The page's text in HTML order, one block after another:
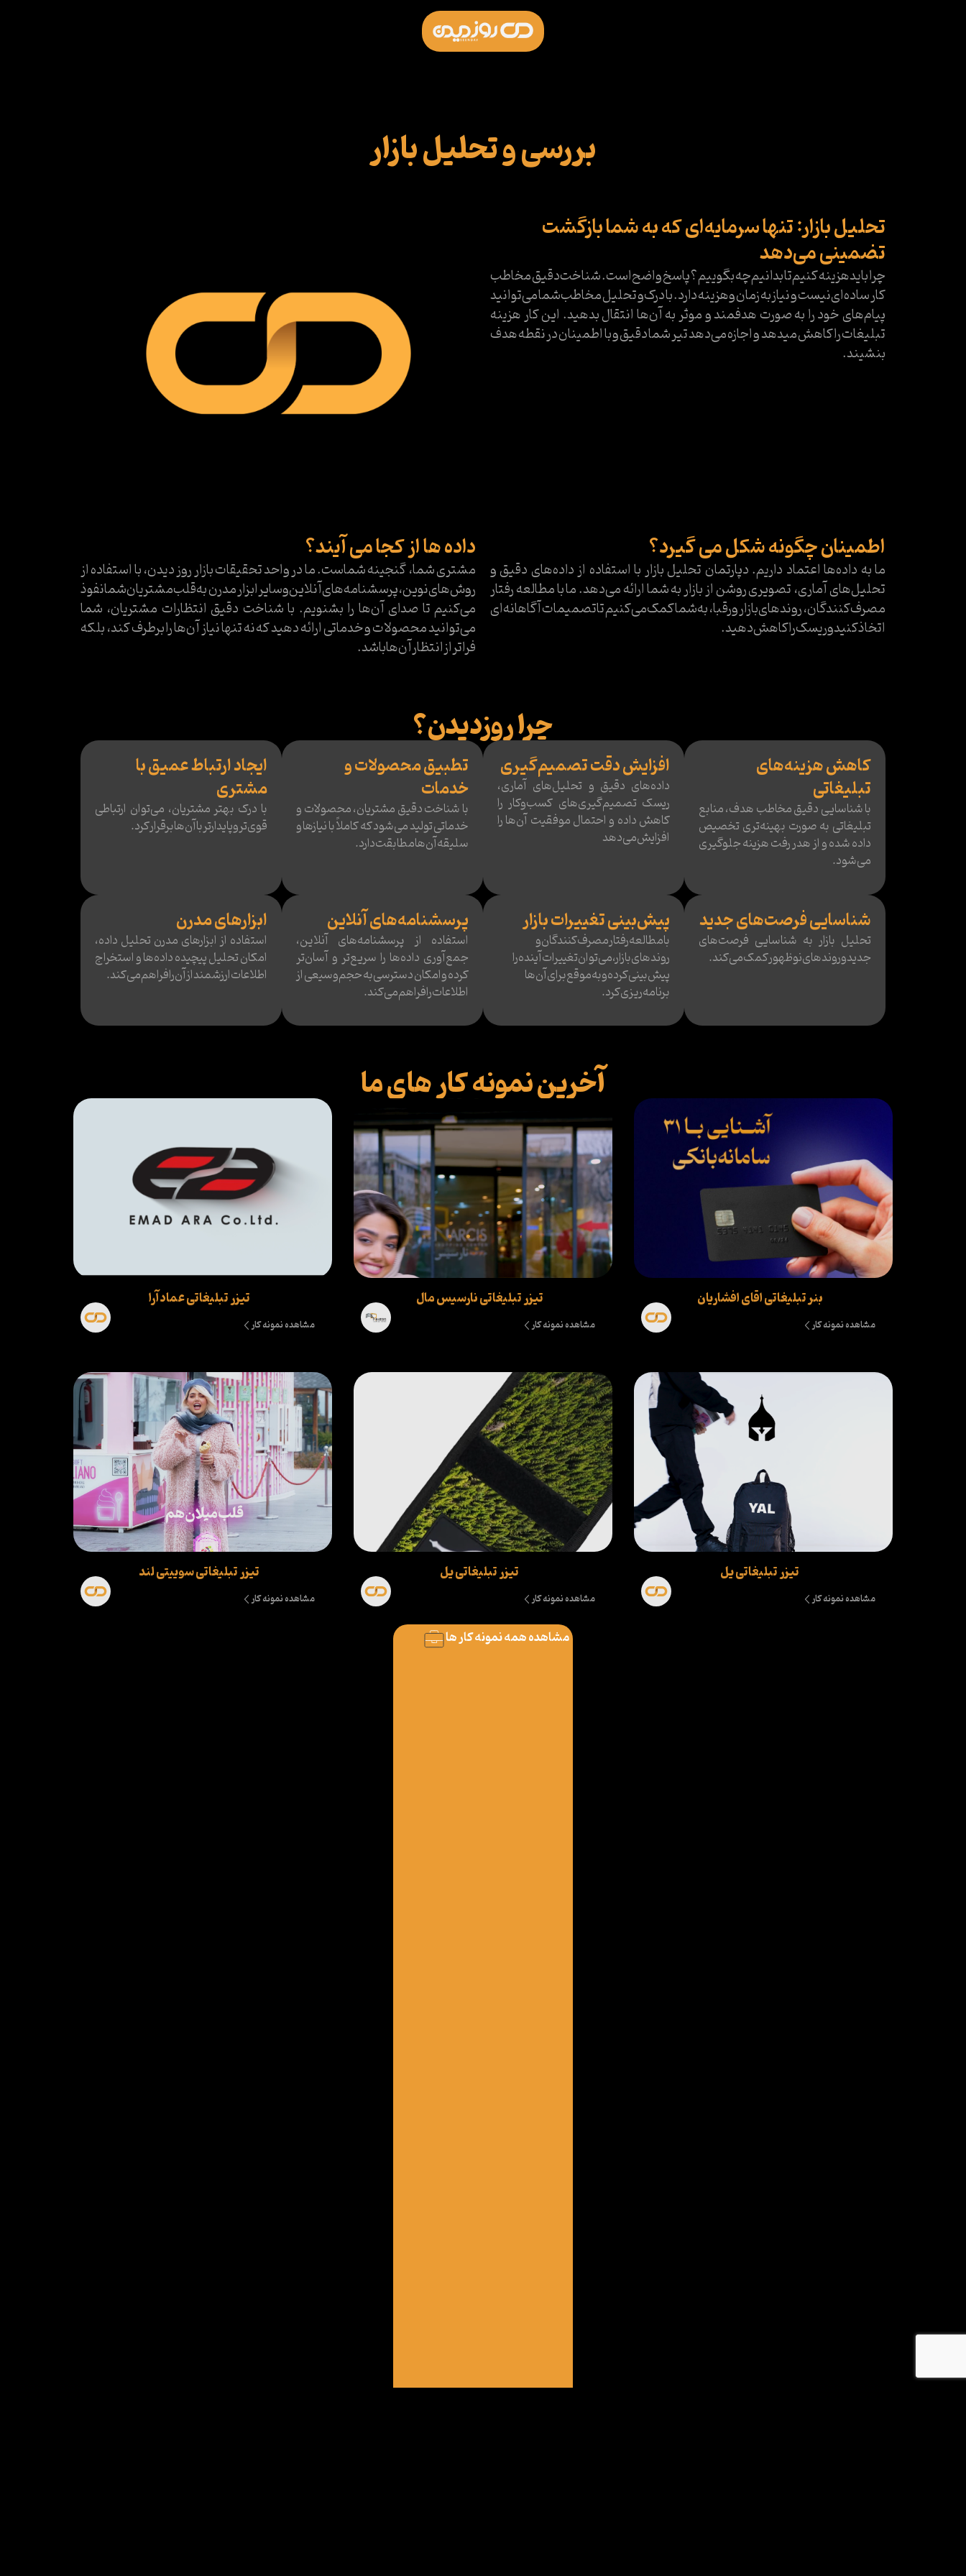
بررسی و تحلیل بازار
تحلیل بازار: تنها سرمایه‌ای که به شما بازگشت
تضمینی می‌دهد
چرا باید هزینه کنیم تا بدانیم چه بگوییم؟ پاسخ واضح است. شناخت دقیق مخاطب
کار ساده‌ای نیست و نیاز به زمان و هزینه دارد. با درک و تحلیل مخاطب شما می‌توانید
پیام‌های خود را به صورت هدفمند و موثر به آن‌ها انتقال بدهید. این کار هزینه
تبلیغات را کاهش میدهد و اجازه می‌دهد تیر شما دقیق و با اطمینان در نقطه هدف
بنشیند.
اطمینان چگونه شکل می گیرد؟
ما به داده‌ها اعتماد داریم. دپارتمان تحلیل بازار با استفاده از داده‌های دقیق و
تحلیل‌های آماری، تصویری روشن از بازار به شما ارائه می‌دهد. ما با مطالعه رفتار
مصرف‌کنندگان، روندهای بازار و رقبا، به شما کمک می‌کنیم تا تصمیمات آگاهانه‌ای
اتخاذ کنید و ریسک‌ را کاهش دهید.
داده ها از کجا می آیند؟
مشتری شما، گنجینه شماست. ما در واحد تحقیقات بازار روز دیدن، با استفاده از
روش‌های نوین، پرسشنامه‌های آنلاین و سایر ابزار مدرن به قلب مشتریان شما نفوذ
می‌کنیم تا صدای آن‌ها را بشنویم. با شناخت دقیق انتظارات مشتریان، شما
می‌توانید محصولات و خدماتی ارائه دهید که نه تنها نیاز آن‌ها را برطرف کند، بلکه
فراتر از انتظار آن‌ها باشد.
چرا روزدیدن؟
کاهش هزینه‌های
تبلیغاتی
با شناسایی دقیق مخاطب هدف، منابع
تبلیغاتی به صورت بهینه‌تری تخصیص
داده شده و از هدر رفت هزینه جلوگیری
می‌شود.
افزایش دقت تصمیم‌گیری
داده‌های دقیق و تحلیل‌های آماری،
ریسک تصمیم‌گیری‌های کسب‌وکار را
کاهش داده و احتمال موفقیت آن‌ها را
افزایش می‌دهد
تطبیق محصولات و
خدمات
با شناخت دقیق مشتریان، محصولات و
خدماتی تولید می‌شود که کاملاً با نیازها و
سلیقه آن‌ها مطابقت دارد.
ایجاد ارتباط عمیق با
مشتری
با درک بهتر مشتریان، می‌توان ارتباطی
قوی‌تر و پایدارتر با آن‌ها برقرار کرد.
شناسایی فرصت‌های جدید
تحلیل بازار به شناسایی فرصت‌های
جدید و روندهای نوظهور کمک می‌کند.
پیش‌بینی تغییرات بازار
با مطالعه رفتار مصرف‌کنندگان و
روندهای بازار، می‌توان تغییرات آینده را
پیش‌بینی کرده و به موقع برای آن‌ها
برنامه‌ریزی کرد.
پرسشنامه‌های آنلاین
استفاده از پرسشنامه‌های آنلاین،
جمع‌آوری داده‌ها را سریع‌تر و آسان‌تر
کرده و امکان دسترسی به حجم وسیعی از
اطلاعات را فراهم می‌کند.
ابزارهای مدرن
استفاده از ابزارهای مدرن تحلیل داده،
امکان تحلیل پیچیده داده‌ها و استخراج
اطلاعات ارزشمند از آن را فراهم می‌کند.
آخرین نمونه کار های ما
بنر تبلیغاتی اقای افشاریان
مشاهده نمونه کار
تیزر تبلیغاتی نارسیس مال
مشاهده نمونه کار
تیزر تبلیغاتی عماد آرا
مشاهده نمونه کار
تیزر تبلیغاتی یل
مشاهده نمونه کار
تیزر تبلیغاتی یل
مشاهده نمونه کار
تیزر تبلیغاتی سوییتی لند
مشاهده نمونه کار
مشاهده همه نمونه کار ها